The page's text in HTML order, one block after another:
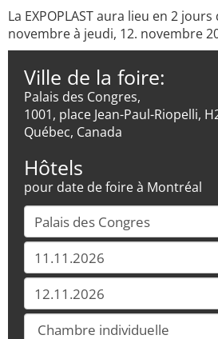
La EXPOPLAST aura lieu en 2
novembre à jeudi, 12. novembre
Ville de la foire:
Palais des Congres,
1001, place Jean-Paul-Riopelli,
Québec, Canada
Hôtels
pour date de foire à Montréal